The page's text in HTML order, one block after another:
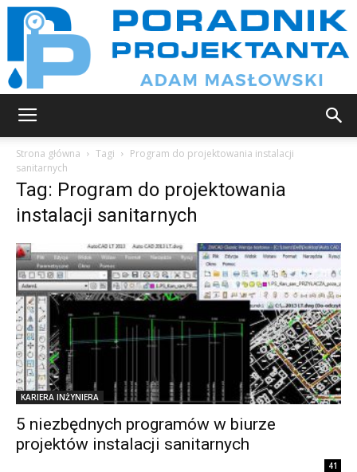
projektanta
Strona główna Tagi
Program do projektowania instalacji
sanitarnych
Tag: Program do projektowania
instalacji sanitarnych
KARIERA INŻYNIERA
5 niezbędnych programów w biurze
projektów instalacji sanitarnych
41